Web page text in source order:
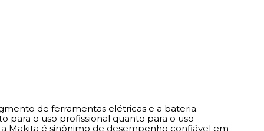
de ferramentas elétricas e a bateria.
para o uso profissional quanto para o uso
Makita é sinônimo de desempenho confiável em